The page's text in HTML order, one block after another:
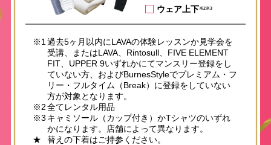
ウェア上下※2※3
※1 過去5ヶ月以内にLAVAの体験レッスンか見学会を
受講、またはLAVA、Rintosull、FIVE ELEMENT
FIT、UPPER 9いずれかにてマンスリー登録をし
ていない方、およびBurnesStyleでプレミアム・フ
リー・フルタイム（Break）に登録をしていない
方が対象となります。
※2全てレンタル用品
※3 キャミソール（カップ付き）かTシャツのいずれ
かになります。店舗によって異なります。
★
替えの下着はご持参ください。